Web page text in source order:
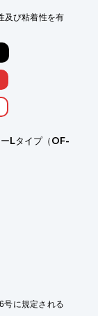
及び粘着性を有
入ボルトの中
充填にも優れ
練ることがで
Lタイプ（OF-
号に規定される